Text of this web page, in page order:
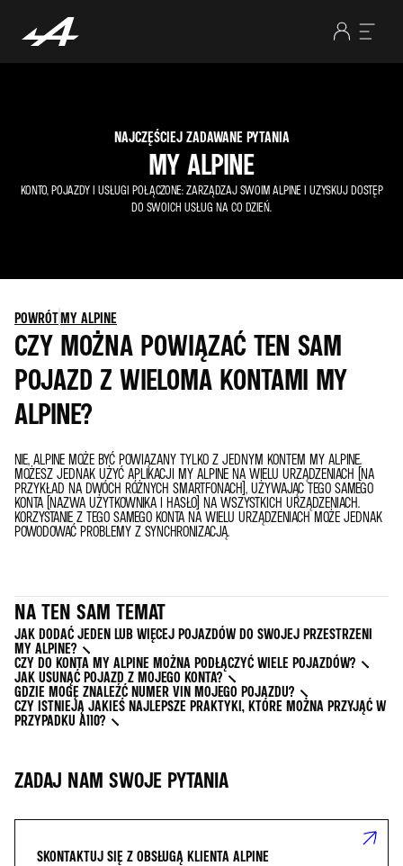
NAJCZĘŚCIEJ ZADAWANE PYTANIA
MY ALPINE
KONTO, POJAZDY I USŁUGI POŁĄCZONE: ZARZĄDZAJ SWOIM ALPINE I UZYSKUJ DOSTĘP
DO SWOICH USŁUG NA CO DZIEŃ.
POWRÓTMY ALPINE
CZY MOŻNA POWIĄZAĆ TEN SAM
POJAZD Z WIELOMA KONTAMI MY
ALPINE?
NIE, ALPINE MOŻE BYĆ POWIĄZANY TYLKO Z JEDNYM KONTEM MY ALPINE.
MOŻESZ JEDNAK UŻYĆ APLIKACJI MY ALPINE NA WIELU URZĄDZENIACH (NA
PRZYKŁAD NA DWÓCH RÓŻNYCH SMARTFONACH), UŻYWAJĄC TEGO SAMEGO
KONTA (NAZWA UŻYTKOWNIKA I HASŁO) NA WSZYSTKICH URZĄDZENIACH.
KORZYSTANIE Z TEGO SAMEGO KONTA NA WIELU URZĄDZENIACH MOŻE JEDNAK
POWODOWAĆ PROBLEMY Z SYNCHRONIZACJĄ.
NA TEN SAM TEMAT
JAK DODAĆ JEDEN LUB WIĘCEJ POJAZDÓW DO SWOJEJ PRZESTRZENI
MY ALPINE?
CZY DO KONTA MY ALPINE MOŻNA PODŁĄCZYĆ WIELE POJAZDÓW?
JAK USUNĄĆ POJAZD Z MOJEGO KONTA?
GDZIE MOGĘ ZNALEŹĆ NUMER VIN MOJEGO POJAZDU?
CZY ISTNIEJĄ JAKIEŚ NAJLEPSZE PRAKTYKI, KTÓRE MOŻNA PRZYJĄĆ W
PRZYPADKU A110?
ZADAJ NAM SWOJE PYTANIA
SKONTAKTUJ SIĘ Z OBSŁUGĄ KLIENTA ALPINE